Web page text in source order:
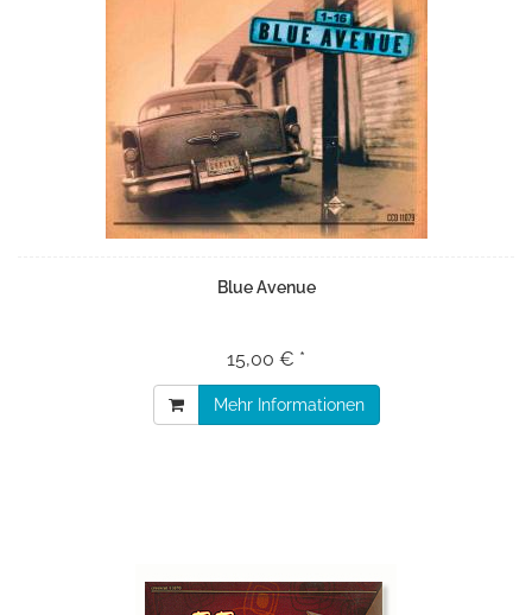
Blue Avenue
15,00 € *
Mehr Informationen